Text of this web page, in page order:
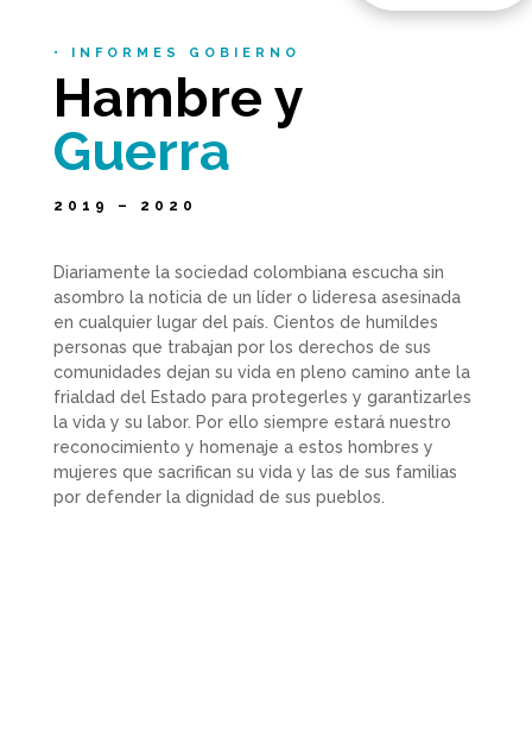
• INFORMES GOBIERNO
Hambre y
Guerra
2019 – 2020
Diariamente la sociedad colombiana escucha sin
asombro la noticia de un líder o lideresa asesinada
en cualquier lugar del país. Cientos de humildes
personas que trabajan por los derechos de sus
comunidades dejan su vida en pleno camino ante la
frialdad del Estado para protegerles y garantizarles
la vida y su labor. Por ello siempre estará nuestro
reconocimiento y homenaje a estos hombres y
mujeres que sacrifican su vida y las de sus familias
por defender la dignidad de sus pueblos.